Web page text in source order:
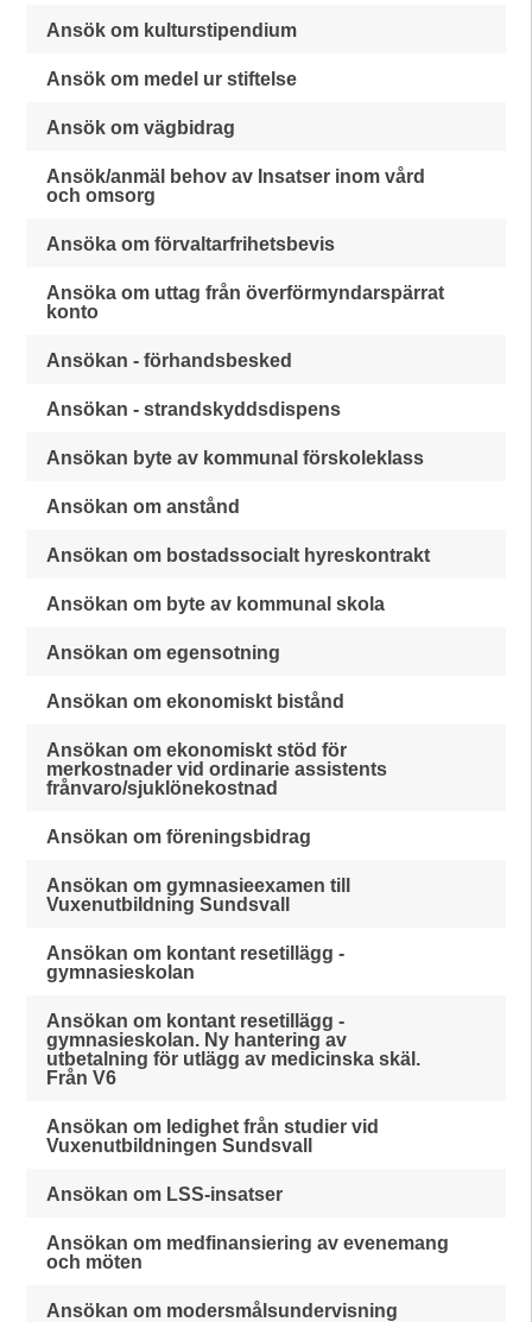
Ansök om kulturstipendium
Ansök om medel ur stiftelse
Ansök om vägbidrag
Ansök/anmäl behov av Insatser inom vård
och omsorg
Ansöka om förvaltarfrihetsbevis
Ansöka om uttag från överförmyndarspärrat
konto
Ansökan - förhandsbesked
Ansökan - strandskyddsdispens
Ansökan byte av kommunal förskoleklass
Ansökan om anstånd
Ansökan om bostadssocialt hyreskontrakt
Ansökan om byte av kommunal skola
Ansökan om egensotning
Ansökan om ekonomiskt bistånd
Ansökan om ekonomiskt stöd för
merkostnader vid ordinarie assistents
frånvaro/sjuklönekostnad
Ansökan om föreningsbidrag
Ansökan om gymnasieexamen till
Vuxenutbildning Sundsvall
Ansökan om kontant resetillägg -
gymnasieskolan
Ansökan om kontant resetillägg -
gymnasieskolan. Ny hantering av
utbetalning för utlägg av medicinska skäl.
Från V6
Ansökan om ledighet från studier vid
Vuxenutbildningen Sundsvall
Ansökan om LSS-insatser
Ansökan om medfinansiering av evenemang
och möten
Ansökan om modersmålsundervisning